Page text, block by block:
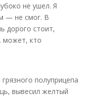
не ушел. Я
— не смог. В
дорого стоит,
может, кто
полуприцепа
вывесил желтый